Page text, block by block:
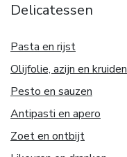
Delicatessen
Pasta en rijst
Olijfolie, azijn en kruiden
Pesto en sauzen
Antipasti en apero
Zoet en ontbijt